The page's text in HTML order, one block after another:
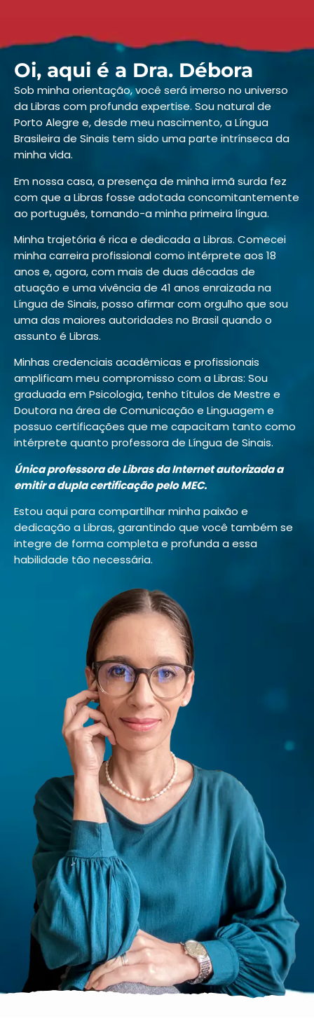
Oi, aqui é a Dra. Débora
Sob minha orientação, você será imerso no universo
da Libras com profunda expertise. Sou natural de
Porto Alegre e, desde meu nascimento, a Língua
Brasileira de Sinais tem sido uma parte intrínseca da
minha vida.
Em nossa casa, a presença de minha irmã surda fez
com que a Libras fosse adotada concomitantemente
ao português, tornando-a minha primeira língua.
Minha trajetória é rica e dedicada a Libras. Comecei
minha carreira profissional como intérprete aos 18
anos e, agora, com mais de duas décadas de
atuação e uma vivência de 41 anos enraizada na
Língua de Sinais, posso afirmar com orgulho que sou
uma das maiores autoridades no Brasil quando o
assunto é Libras.
Minhas credenciais acadêmicas e profissionais
amplificam meu compromisso com a Libras: Sou
graduada em Psicologia, tenho títulos de Mestre e
Doutora na área de Comunicação e Linguagem e
possuo certificações que me capacitam tanto como
intérprete quanto professora de Língua de Sinais.
Única professora de Libras da Internet autorizada a
emitir a dupla certificação pelo MEC.
Estou aqui para compartilhar minha paixão e
dedicação a Libras, garantindo que você também se
integre de forma completa e profunda a essa
habilidade tão necessária.